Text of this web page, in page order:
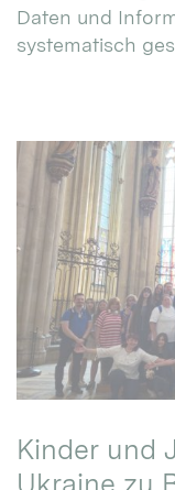
Daten und
systematisch
Kinder und